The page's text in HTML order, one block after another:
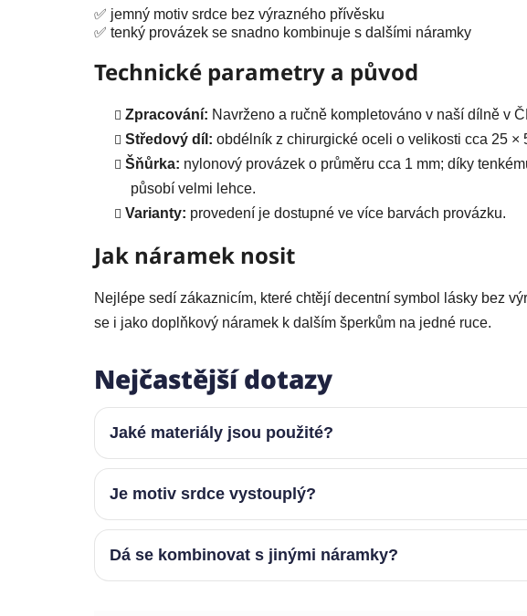
✅ jemný motiv srdce bez výrazného přívěsku
✅ tenký provázek se snadno kombinuje s dalšími náramky
Technické parametry a původ
Zpracování: Navrženo a ručně kompletováno v naší dílně v
Středový díl: obdélník z chirurgické oceli o velikosti cca 25 ×
Šňůrka: nylonový provázek o průměru cca 1 mm; díky
působí velmi lehce.
Varianty: provedení je dostupné ve více barvách provázku.
Jak náramek nosit
Nejlépe sedí zákaznicím, které chtějí decentní symbol lásky bez
se i jako doplňkový náramek k dalším šperkům na jedné ruce.
Nejčastější dotazy
Jaké materiály jsou použité?
Je motiv srdce vystouplý?
Dá se kombinovat s jinými náramky?